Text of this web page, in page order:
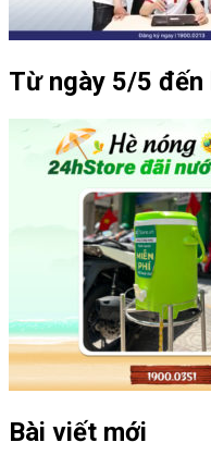
Từ ngày 5/5
Bài viết mới